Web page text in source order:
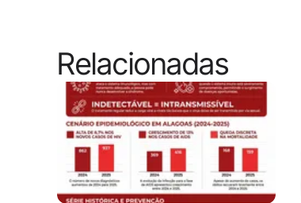
Relacionadas